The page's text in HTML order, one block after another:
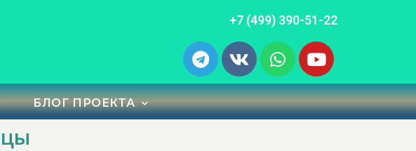
+7 (499) 390-51-22
БЛОГ ПРОЕКТА